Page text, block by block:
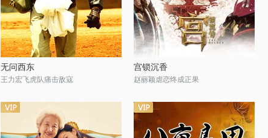
无问西东
王力宏飞虎队痛击敌寇
宫锁沉香
赵丽颖虐恋终成正果